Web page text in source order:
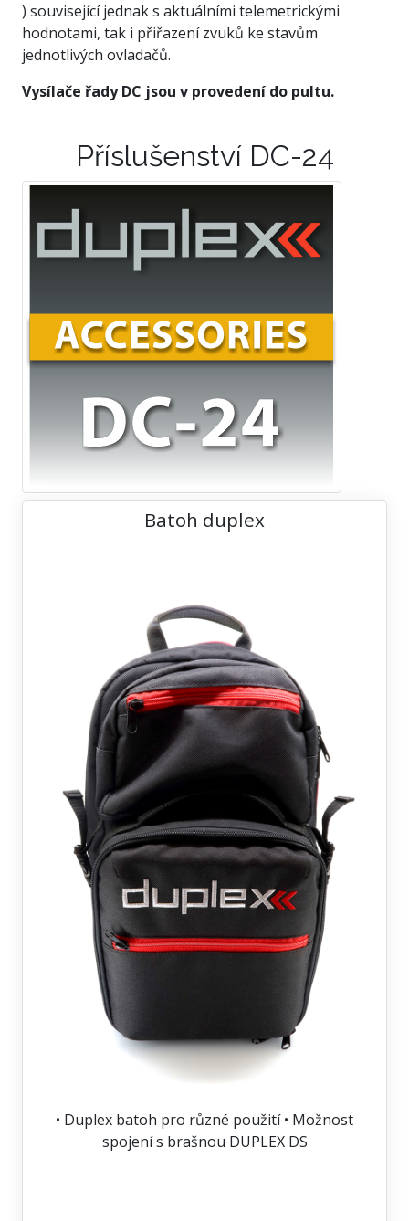
) související jednak s aktuálními telemetrickými
hodnotami, tak i přiřazení zvuků ke stavům
jednotlivých ovladačů.
Vysílače řady DC jsou v provedení do pultu.
Příslušenství DC-24
Batoh duplex
• Duplex batoh pro různé použití • Možnost
spojení s brašnou DUPLEX DS